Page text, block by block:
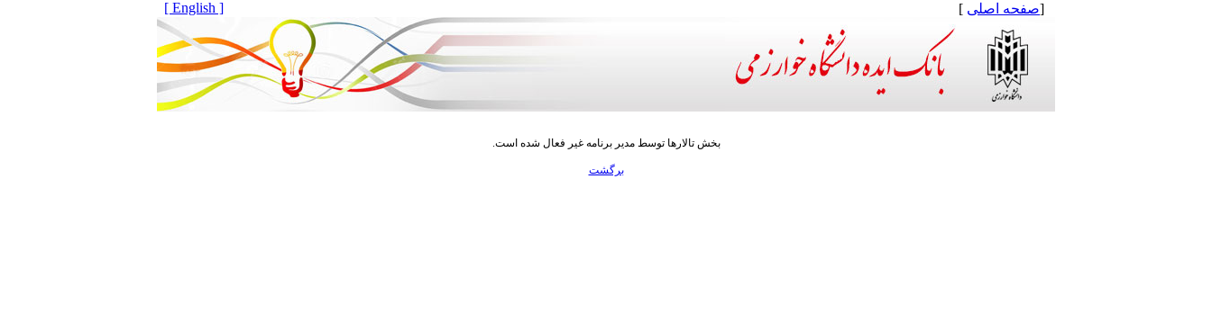
[صفحه اصلی ]
[ English ]
بخش تالارها توسط مدیر برنامه غیر فعال شده است.
برگشت